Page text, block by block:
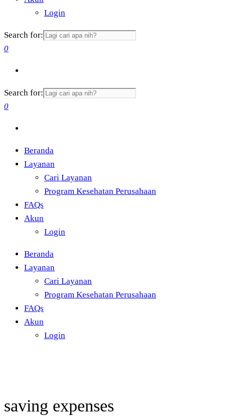
Login
Search for:
0
Search for:
0
Beranda
Layanan
Cari Layanan
Program Kesehatan Perusahaan
FAQs
Akun
Login
Beranda
Layanan
Cari Layanan
Program Kesehatan Perusahaan
FAQs
Akun
Login
saving expenses